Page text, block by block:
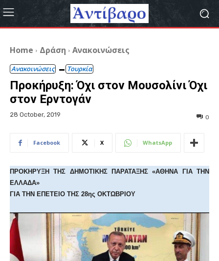
Home Δράση Ανακοινώσεις
Ανακοινώσεις Τουρκία
Προκήρυξη: Όχι στον Μουσολίνι Όχι
στον Ερντογάν
28 October, 2019 0
Facebook X WhatsApp
ΠΡΟΚΗΡΥΞΗ ΤΗΣ ΔΗΜΟΤΙΚΗΣ ΠΑΡΑΤΑΞΗΣ «ΑΘΗΝΑ ΓΙΑ ΤΗΝ
ΕΛΛΑΔΑ»
ΓΙΑ ΤΗΝ ΕΠΕΤΕΙΟ ΤΗΣ 28ης ΟΚΤΩΒΡΙΟΥ